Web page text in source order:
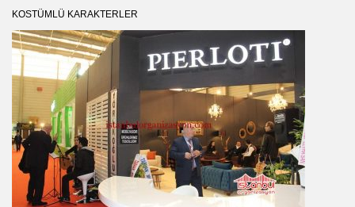
KOSTÜMLÜ KARAKTERLER